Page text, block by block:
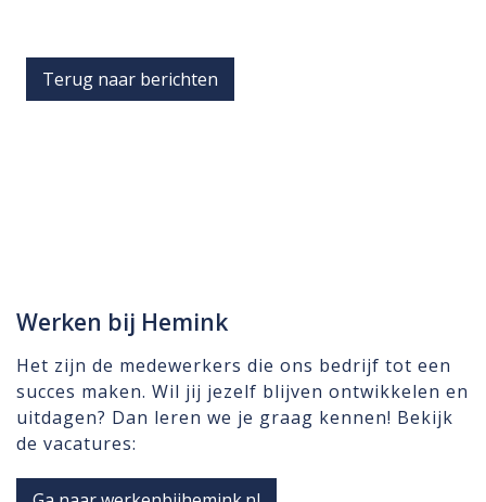
Terug naar berichten
Werken bij Hemink
Het zijn de medewerkers die ons bedrijf tot een
succes maken. Wil jij jezelf blijven ontwikkelen en
uitdagen? Dan leren we je graag kennen! Bekijk
de vacatures: